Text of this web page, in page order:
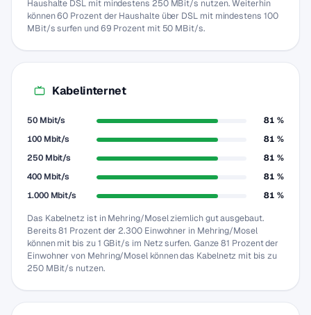
Haushalte DSL mit mindestens 250 MBit/s nutzen. Weiterhin
können 60 Prozent der Haushalte über DSL mit mindestens 100
MBit/s surfen und 69 Prozent mit 50 MBit/s.
Kabelinternet
50 Mbit/s
81 %
100 Mbit/s
81 %
250 Mbit/s
81 %
400 Mbit/s
81 %
1.000 Mbit/s
81 %
Das Kabelnetz ist in Mehring/Mosel ziemlich gut ausgebaut.
Bereits 81 Prozent der 2.300 Einwohner in Mehring/Mosel
können mit bis zu 1 GBit/s im Netz surfen. Ganze 81 Prozent der
Einwohner von Mehring/Mosel können das Kabelnetz mit bis zu
250 MBit/s nutzen.